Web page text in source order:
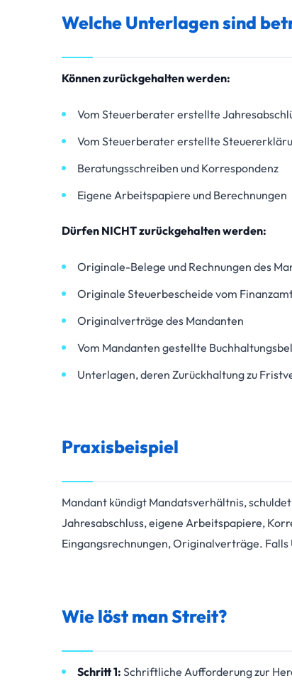
Welche Unterlagen sind
Können zurückgehalten werden:
Vom Steuerberater erstellte
Vom Steuerberater erstellte
Beratungsschreiben und Korrespondenz
Eigene Arbeitspapiere und Berechnungen
Dürfen NICHT zurückgehalten werden:
Originale-Belege und Rechnungen des
Originale Steuerbescheide vom
Originalverträge des Mandanten
Vom Mandanten gestellte
Unterlagen, deren Zurückhaltung zu
Praxisbeispiel
Mandant kündigt Mandatsverhältnis,
Jahresabschluss, eigene Arbeitspapiere,
Eingangsrechnungen, Originalverträge.
Wie löst man Streit?
Schritt 1: Schriftliche Aufforderung zur